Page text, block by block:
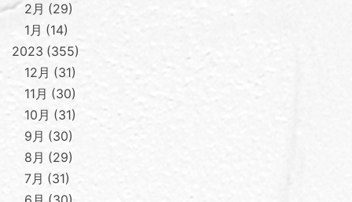
2月
29
1月
14
2023 355
12月
31
11月
30
10月
31
9月
30
8月
29
7月
31